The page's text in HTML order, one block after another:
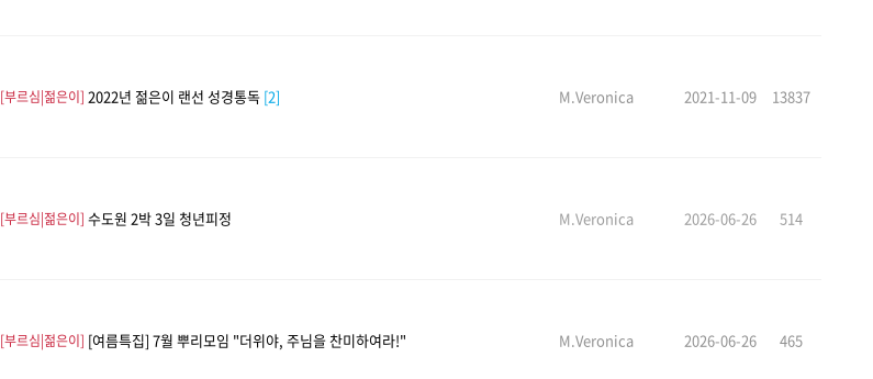
[부르심|젊은이] 2022년 젊은이 랜선 성경통독 [2] M.Veronica 2021-11-09 13837
[부르심|젊은이] 수도원 2박 3일 청년피정 M.Veronica 2026-06-26 514
[부르심|젊은이] [여름특집] 7월 뿌리모임 "더위야, 주님을 찬미하여라!" M.Veronica 2026-06-26 465